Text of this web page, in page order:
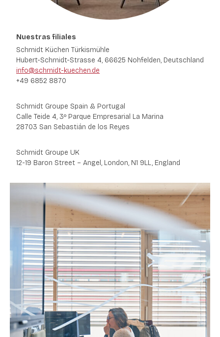
Nuestras filiales
Schmidt Küchen Türkismühle
Hubert-Schmidt-Strasse 4, 66625 Nohfelden, Deutschland
info@schmidt-kuechen.de
+49 6852 8870
Schmidt Groupe Spain & Portugal
Calle Teide 4, 3º Parque Empresarial La Marina
28703 San Sebastián de los Reyes
Schmidt Groupe UK
12-19 Baron Street – Angel, London, N1 9LL, England